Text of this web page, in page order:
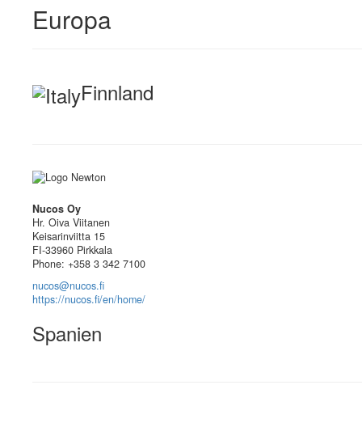
Europa
Finnland
Nucos Oy
Hr. Oiva Viitanen
Keisarinviitta 15
FI-33960 Pirkkala
Phone: +358 3 342 7100
nucos@nucos.fi
https://nucos.fi/en/home/
Spanien